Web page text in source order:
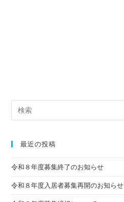
最近の投稿
令和８年度募集終了のお知らせ
令和８年度入居者募集再開のお知らせ